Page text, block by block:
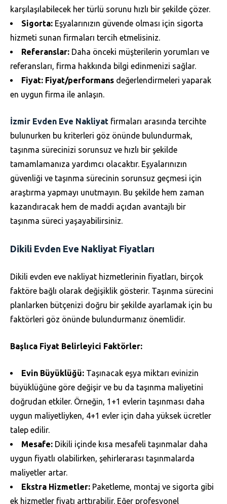
karşılaşılabilecek her türlü sorunu hızlı bir şekilde çözer.
Sigorta: Eşyalarınızın güvende olması için sigorta
hizmeti sunan firmaları tercih etmelisiniz.
Referanslar: Daha önceki müşterilerin yorumları ve
referansları, firma hakkında bilgi edinmenizi sağlar.
Fiyat: Fiyat/performans değerlendirmeleri yaparak
en uygun firma ile anlaşın.
İzmir Evden Eve Nakliyat firmaları arasında tercihte
bulunurken bu kriterleri göz önünde bulundurmak,
taşınma sürecinizi sorunsuz ve hızlı bir şekilde
tamamlamanıza yardımcı olacaktır. Eşyalarınızın
güvenliği ve taşınma sürecinin sorunsuz geçmesi için
araştırma yapmayı unutmayın. Bu şekilde hem zaman
kazandıracak hem de maddi açıdan avantajlı bir
taşınma süreci yaşayabilirsiniz.
Dikili Evden Eve Nakliyat Fiyatları
Dikili evden eve nakliyat hizmetlerinin fiyatları, birçok
faktöre bağlı olarak değişiklik gösterir. Taşınma sürecini
planlarken bütçenizi doğru bir şekilde ayarlamak için bu
faktörleri göz önünde bulundurmanız önemlidir.
Başlıca Fiyat Belirleyici Faktörler:
Evin Büyüklüğü: Taşınacak eşya miktarı evinizin
büyüklüğüne göre değişir ve bu da taşınma maliyetini
doğrudan etkiler. Örneğin, 1+1 evlerin taşınması daha
uygun maliyetliyken, 4+1 evler için daha yüksek ücretler
talep edilir.
Mesafe: Dikili içinde kısa mesafeli taşınmalar daha
uygun fiyatlı olabilirken, şehirlerarası taşınmalarda
maliyetler artar.
Ekstra Hizmetler: Paketleme, montaj ve sigorta gibi
ek hizmetler fiyatı arttırabilir. Eğer profesyonel